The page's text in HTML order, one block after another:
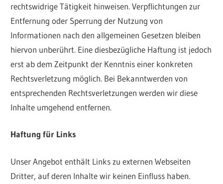
rechtswidrige Tätigkeit hinweisen. Verpflichtungen zur
Entfernung oder Sperrung der Nutzung von
Informationen nach den allgemeinen Gesetzen bleiben
hiervon unberührt. Eine diesbezügliche Haftung ist jedoch
erst ab dem Zeitpunkt der Kenntnis einer konkreten
Rechtsverletzung möglich. Bei Bekanntwerden von
entsprechenden Rechtsverletzungen werden wir diese
Inhalte umgehend entfernen.
Haftung für Links
Unser Angebot enthält Links zu externen Webseiten
Dritter, auf deren Inhalte wir keinen Einfluss haben.